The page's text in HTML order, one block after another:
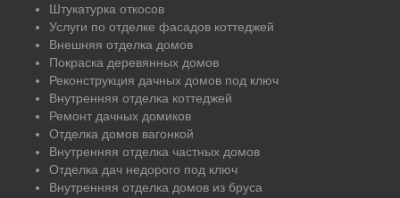
Штукатурка откосов
Услуги по отделке фасадов коттеджей
Внешняя отделка домов
Покраска деревянных домов
Реконструкция дачных домов под ключ
Внутренняя отделка коттеджей
Ремонт дачных домиков
Отделка домов вагонкой
Внутренняя отделка частных домов
Отделка дач недорого под ключ
Внутренняя отделка домов из бруса